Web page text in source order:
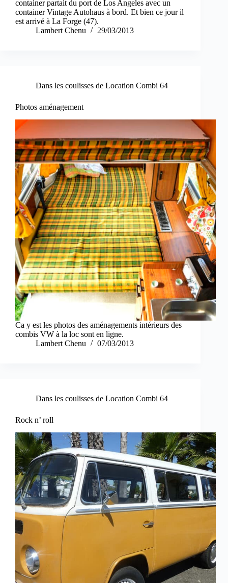
container partait du port de Los Angeles avec un
container Vintage Autohaus à bord. Et bien ce jour il
est arrivé à La Forge (47).
Lambert Chenu
29/03/2013
Dans les coulisses de Location Combi 64
Photos aménagement
Ca y est les photos des aménagements intérieurs des
combis VW à la loc sont en ligne.
Lambert Chenu
07/03/2013
Dans les coulisses de Location Combi 64
Rock n’ roll